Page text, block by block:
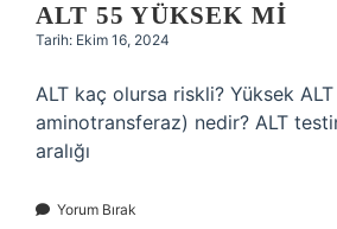
ALT 55 YÜKSEK MI
Tarih: Ekim 16, 2024
ALT kaç olursa riskli? Yüksek
aminotransferaz) nedir? ALT
aralığı
Yorum Bırak